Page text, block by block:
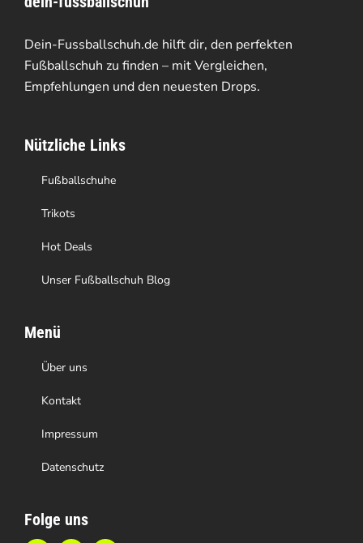
Dein-Fussballschuh.de hilft dir, den perfekten
Fußballschuh zu finden – mit Vergleichen,
Empfehlungen und den neuesten Drops.
Nützliche Links
Fußballschuhe
Trikots
Hot Deals
Unser Fußballschuh Blog
Menü
Über uns
Kontakt
Impressum
Datenschutz
Folge uns